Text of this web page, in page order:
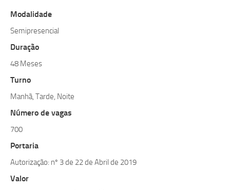
Modalidade
Semipresencial
Duração
48 Meses
Turno
Manhã, Tarde, Noite
Número de vagas
700
Portaria
Autorização: nº 3 de 22 de Abril de 2019
Valor